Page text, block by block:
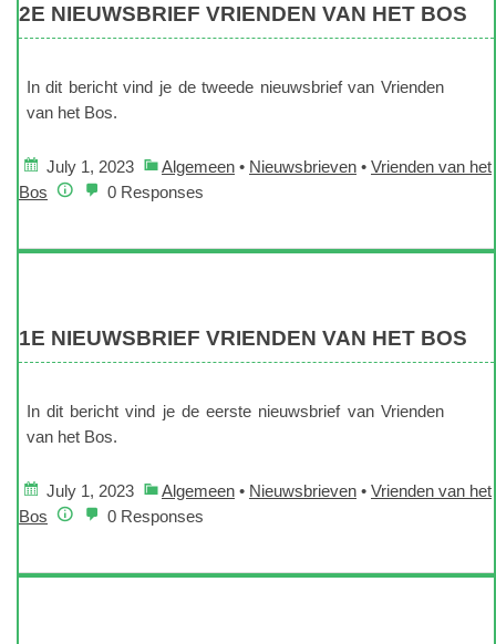
2E NIEUWSBRIEF VRIENDEN VAN HET BOS
In dit bericht vind je de tweede nieuwsbrief van Vrienden
van het Bos.
July 1, 2023 Algemeen • Nieuwsbrieven • Vrienden van het
Bos
0 Responses
1E NIEUWSBRIEF VRIENDEN VAN HET BOS
In dit bericht vind je de eerste nieuwsbrief van Vrienden
van het Bos.
July 1, 2023 Algemeen • Nieuwsbrieven • Vrienden van het
Bos
0 Responses